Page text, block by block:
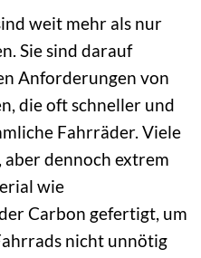
weit mehr als nur
Sie sind darauf
Anforderungen von
die oft schneller und
Fahrräder. Viele
aber dennoch extrem
wie
Carbon gefertigt, um
nicht unnötig